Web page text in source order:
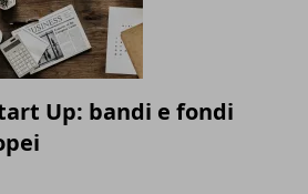
Up: bandi e fondi